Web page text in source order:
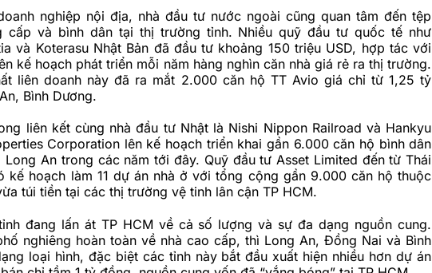
nghiệp nội địa, nhà đầu tư nước ngoài cũng quan tâm đến tệp
cấp và bình dân tại thị trường tỉnh. Nhiều quỹ đầu tư quốc tế như
và Koterasu Nhật Bản đã đầu tư khoảng 150 triệu USD, hợp tác với
kế hoạch phát triển mỗi năm hàng nghìn căn nhà giá rẻ ra thị trường.
liên doanh này đã ra mắt 2.000 căn hộ TT Avio giá chỉ từ 1,25 tỷ
Bình Dương.
liên kết cùng nhà đầu tư Nhật là Nishi Nippon Railroad và Hankyu
Corporation lên kế hoạch triển khai gần 6.000 căn hộ bình dân
Long An trong các năm tới đây. Quỹ đầu tư Asset Limited đến từ Thái
kế hoạch làm 11 dự án nhà ở với tổng cộng gần 9.000 căn hộ thuộc
túi tiền tại các thị trường vệ tinh lân cận TP HCM.
đang lấn át TP HCM về cả số lượng và sự đa dạng nguồn cung.
nghiêng hoàn toàn về nhà cao cấp, thì Long An, Đồng Nai và Bình
loại hình, đặc biệt các tỉnh này bắt đầu xuất hiện nhiều hơn dự án